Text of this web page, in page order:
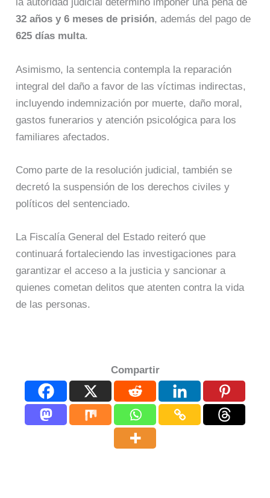
la autoridad judicial determinó imponer una pena de
32 años y 6 meses de prisión, además del pago de
625 días multa.
Asimismo, la sentencia contempla la reparación
integral del daño a favor de las víctimas indirectas,
incluyendo indemnización por muerte, daño moral,
gastos funerarios y atención psicológica para los
familiares afectados.
Como parte de la resolución judicial, también se
decretó la suspensión de los derechos civiles y
políticos del sentenciado.
La Fiscalía General del Estado reiteró que
continuará fortaleciendo las investigaciones para
garantizar el acceso a la justicia y sancionar a
quienes cometan delitos que atenten contra la vida
de las personas.
Compartir